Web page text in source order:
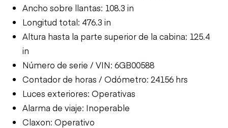
Ancho sobre llantas: 108.3 in
Longitud total: 476.3 in
Altura hasta la parte superior de la cabina: 125.4
in
Número de serie / VIN: 6GB00588
Contador de horas / Odómetro: 24156 hrs
Luces exteriores: Operativas
Alarma de viaje: Inoperable
Claxon: Operativo